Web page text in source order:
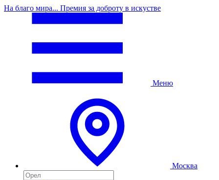
На благо мира... Премия за доброту в искустве
Меню
Москва